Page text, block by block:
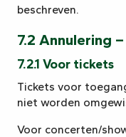
beschreven.
7.2 Annulering
7.2.1 Voor tickets
Tickets voor
niet worden
Voor concerten/